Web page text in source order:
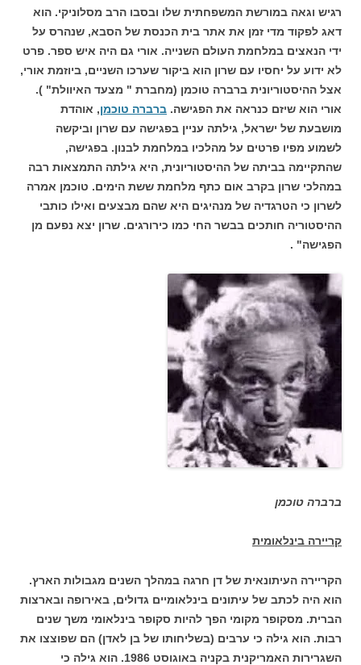
רגיש וגאה במורשת המשפחתית שלו ובסבו הרב מסלוניקי. הוא
דאג לפקוד מדי זמן את אתר בית הכנסת של הסבא, שנהרס על
ידי הנאצים במלחמת העולם השנייה. אורי גם היה איש ספר. פרט
לא ידוע על יחסיו עם שרון הוא ביקור שערכו השניים, ביוזמת אורי,
אצל ההיסטוריונית ברברה טוכמן (מחברת " מצעד האיוולת" ).
אורי הוא שיזם כנראה את הפגישה. ברברה טוכמן, אוהדת
מושבעת של ישראל, גילתה עניין בפגישה עם שרון וביקשה
לשמוע מפיו פרטים על מהלכיו במלחמת לבנון. בפגישה,
שהתקיימה בביתה של ההיסטוריונית, היא גילתה התמצאות רבה
במהלכי שרון בקרב אום כתף מלחמת ששת הימים. טוכמן אמרה
לשרון כי הטרגדיה של מנהיגים היא שהם מבצעים ואילו כותבי
ההיסטוריה חותכים בבשר החי כמו כירורגים. שרון יצא נפעם מן
הפגישה" .
ברברה טוכמן
קריירה בינלאומית
הקריירה העיתונאית של דן חרגה במהלך השנים מגבולות הארץ.
הוא היה לכתב של עיתונים בינלאומיים גדולים, באירופה ובארצות
הברית. מסקופר מקומי הפך להיות סקופר בינלאומי משך שנים
רבות. הוא גילה כי ערבים (בשליחותו של בן לאדן) הם שפוצצו את
השגרירות האמריקנית בקניה באוגוסט 1986. הוא גילה כי